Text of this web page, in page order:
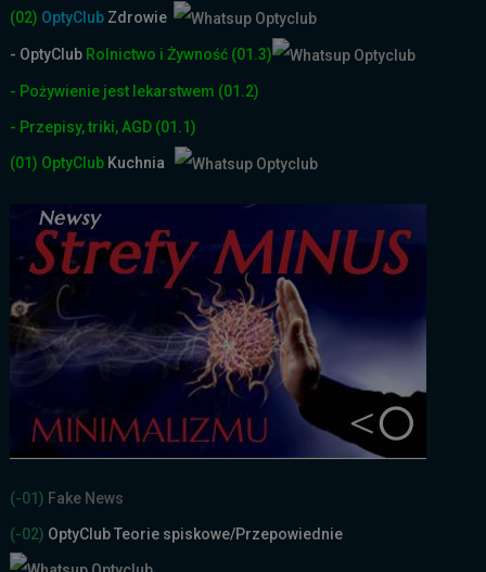
(02) OptyClub Zdrowie
- OptyClub Rolnictwo i Żywność (01.3)
- Pożywienie jest lekarstwem (01.2)
- Przepisy, triki, AGD (01.1)
(01) OptyClub Kuchnia
(-01) Fake News
(-02) OptyClub Teorie spiskowe/Przepowiednie